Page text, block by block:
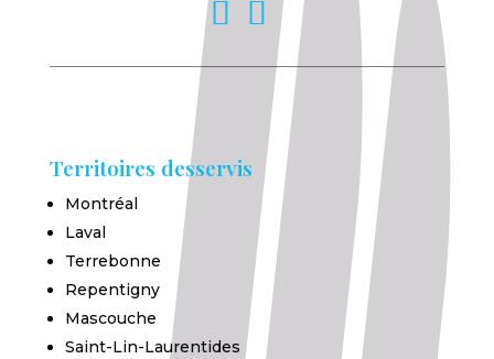
Territoires desservis
Montréal
Laval
Terrebonne
Repentigny
Mascouche
Saint-Lin-Laurentides